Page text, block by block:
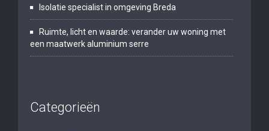
Isolatie specialist in omgeving Breda
Ruimte, licht en waarde: verander uw woning met
een maatwerk aluminium serre
Categorieën